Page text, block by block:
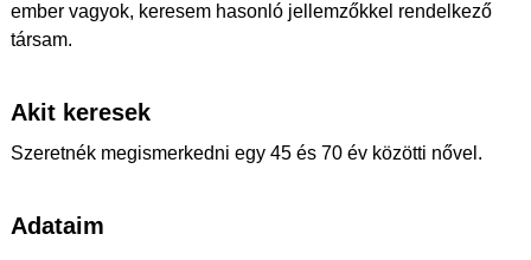
ember vagyok, keresem hasonló jellemzőkkel rendelkező
társam.
Akit keresek
Szeretnék megismerkedni egy 45 és 70 év közötti nővel.
Adataim